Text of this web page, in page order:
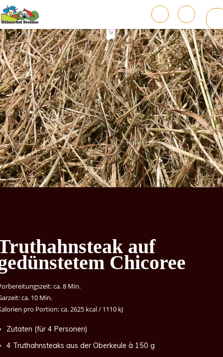
auf
Chicoree
ca. 8 Min.
ca. 10 Min.
pro Portion: ca. 2625 kcal / 1110 kJ
Zutaten (für 4 Personen)
4 Truthahnsteaks aus der Oberkeule à 150 g